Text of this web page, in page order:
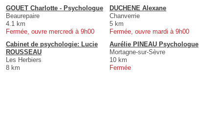
GOUET Charlotte - Psychologue
Beaurepaire
4.1 km
Fermée, ouvre mercredi à 9h00
DUCHENE Alexane
Chanverrie
5 km
Fermée, ouvre mardi à 9h00
Cabinet de psychologie: Lucie
ROUSSEAU
Les Herbiers
8 km
Aurélie PINEAU Psychologue
Mortagne-sur-Sèvre
10 km
Fermée